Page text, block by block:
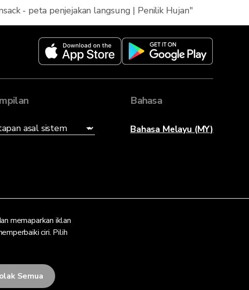
memaparkan iklan
ciri. Pilih
Semua
- peta penjejakan langsung | Penilik Hujan"
Bahasa
Bahasa Melayu (MY)